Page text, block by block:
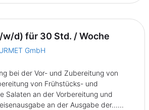
d) für 30 Std. / Woche
GmbH
bei der Vor- und Zubereitung von
von Frühstücks- und
Salaten an der Vorbereitung und
an der Ausgabe der......